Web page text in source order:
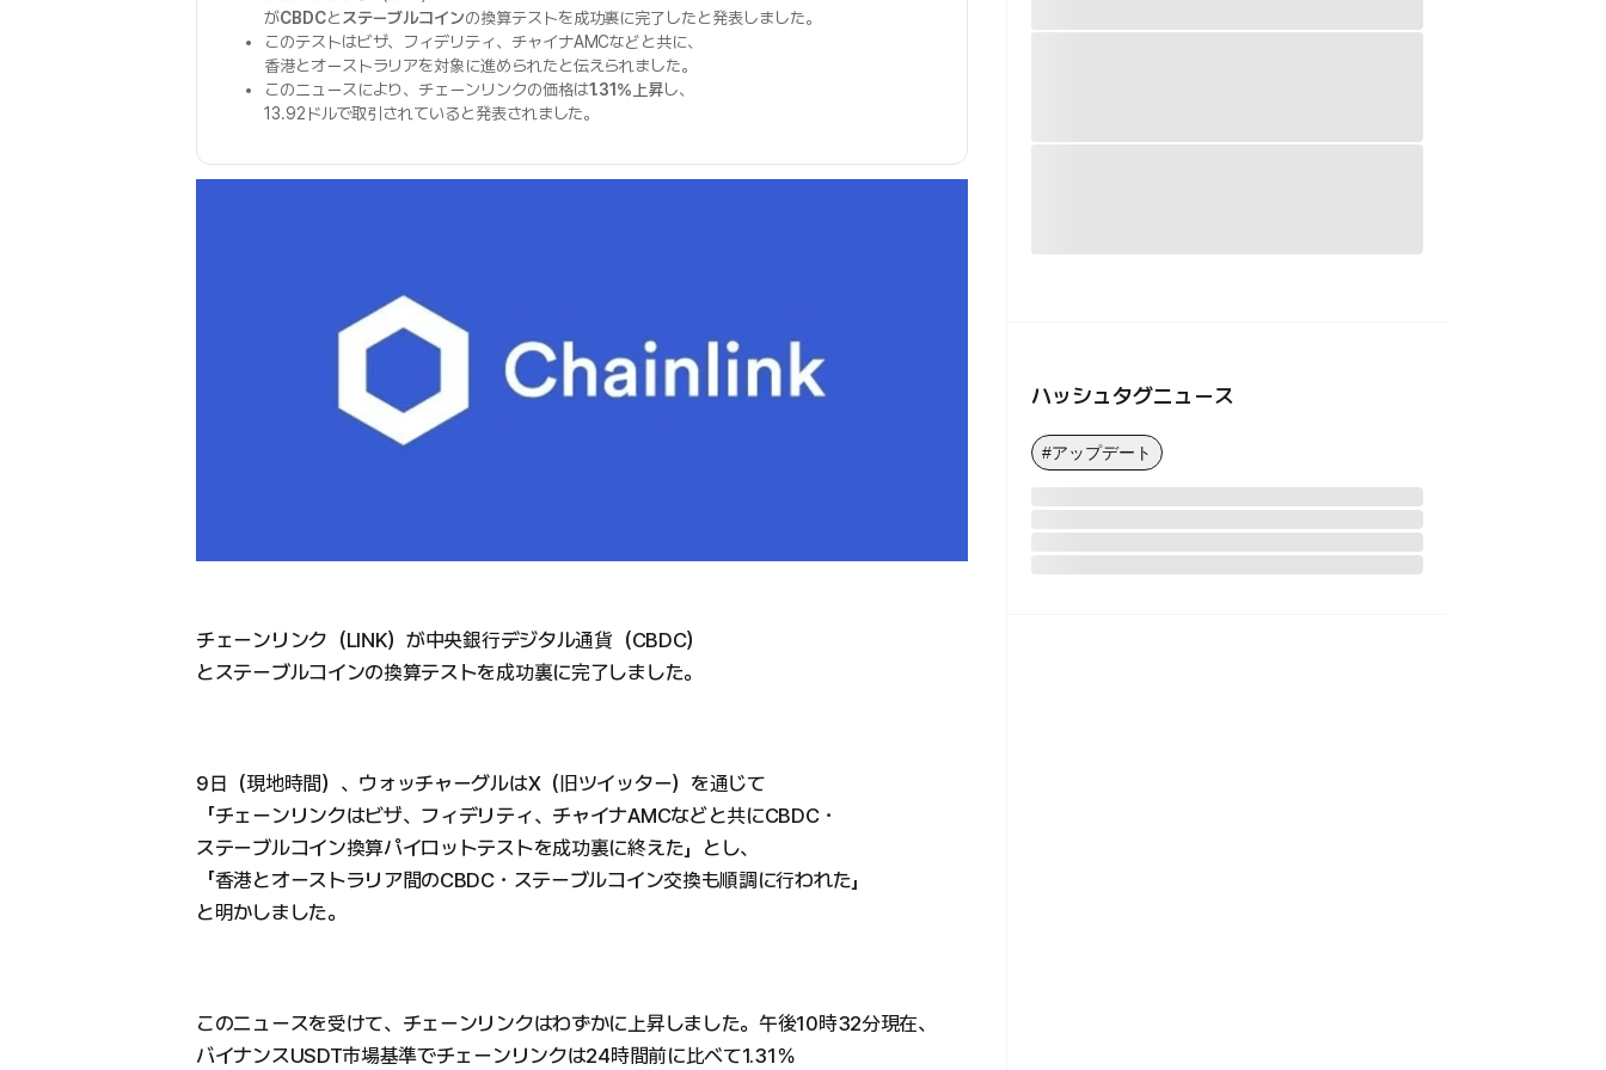
がCBDCとステーブルコインの換算テストを成功裏に完了したと発表しました。
このテストはビザ、フィデリティ、チャイナAMCなどと共に、
香港とオーストラリアを対象に進められたと伝えられました。
このニュースにより、チェーンリンクの価格は1.31%上昇し、
13.92ドルで取引されていると発表されました。
チェーンリンク（LINK）が中央銀行デジタル通貨（CBDC）
とステーブルコインの換算テストを成功裏に完了しました。
9日（現地時間）、ウォッチャーグルはX（旧ツイッター）を通じて
「チェーンリンクはビザ、フィデリティ、チャイナAMCなどと共にCBDC・
ステーブルコイン換算パイロットテストを成功裏に終えた」とし、
「香港とオーストラリア間のCBDC・ステーブルコイン交換も順調に行われた」
と明かしました。
このニュースを受けて、チェーンリンクはわずかに上昇しました。午後10時32分現在、
バイナンスUSDT市場基準でチェーンリンクは24時間前に比べて1.31％
ハッシュタグニュース
#アップデート